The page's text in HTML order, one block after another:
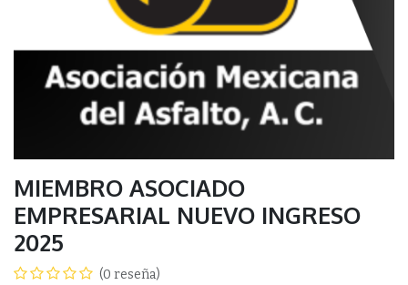
MIEMBRO ASOCIADO
EMPRESARIAL NUEVO INGRESO
2025
(0 reseña)